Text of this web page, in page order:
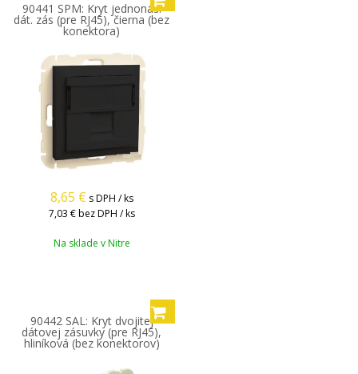
90441 SPM: Kryt jednonás.
dát. zás (pre RJ45), čierna (bez
konektora)
8,65 € s DPH / ks
7,03 € bez DPH / ks
Na sklade v Nitre
90442 SAL: Kryt dvojitej
dátovej zásuvky (pre RJ45),
hliníková (bez konektorov)